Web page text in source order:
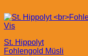
Vis
St. Hippolyt
Fohlengold Müsli